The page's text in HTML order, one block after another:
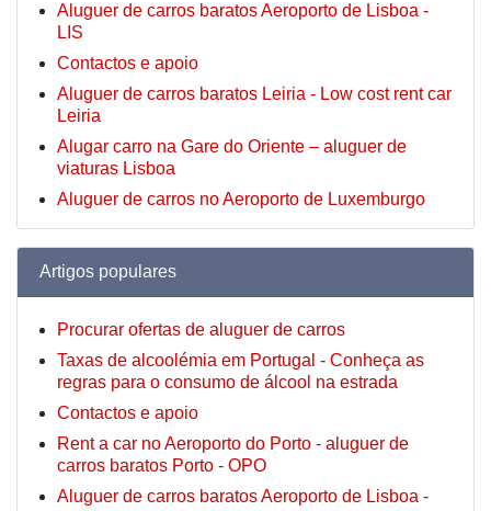
Aluguer de carros baratos Aeroporto de Lisboa -
LIS
Contactos e apoio
Aluguer de carros baratos Leiria - Low cost rent car
Leiria
Alugar carro na Gare do Oriente – aluguer de
viaturas Lisboa
Aluguer de carros no Aeroporto de Luxemburgo
Artigos populares
Procurar ofertas de aluguer de carros
Taxas de alcoolémia em Portugal - Conheça as
regras para o consumo de álcool na estrada
Contactos e apoio
Rent a car no Aeroporto do Porto - aluguer de
carros baratos Porto - OPO
Aluguer de carros baratos Aeroporto de Lisboa -